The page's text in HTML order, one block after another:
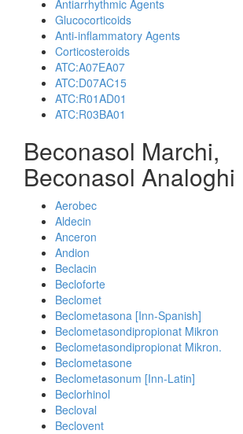
Antiarrhythmic Agents
Glucocorticoids
Anti-inflammatory Agents
Corticosteroids
ATC:A07EA07
ATC:D07AC15
ATC:R01AD01
ATC:R03BA01
Beconasol Marchi,
Beconasol Analoghi
Aerobec
Aldecin
Anceron
Andion
Beclacin
Becloforte
Beclomet
Beclometasona [Inn-Spanish]
Beclometasondipropionat Mikron
Beclometasondipropionat Mikron.
Beclometasone
Beclometasonum [Inn-Latin]
Beclorhinol
Becloval
Beclovent